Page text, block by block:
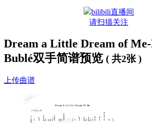
bilibili直播间
请扫描关注
Dream a Little Dream of
Bublé双手简谱预览 ( 共2张 )
上传曲谱